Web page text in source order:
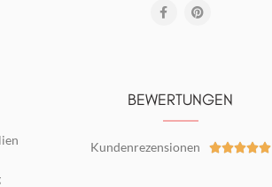
BEWERTUNGEN
Kundenrezensionen 